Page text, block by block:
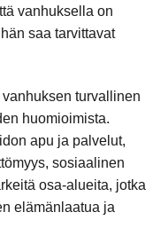
vanhuksella on
saa tarvittavat
turvallinen
huomioimista.
apu ja palvelut,
sosiaalinen
osa-alueita, jotka
elämänlaatua ja